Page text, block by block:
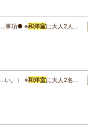
…事項● ※和洋室に大人2人…
…い。） ※和洋室に大人2名…